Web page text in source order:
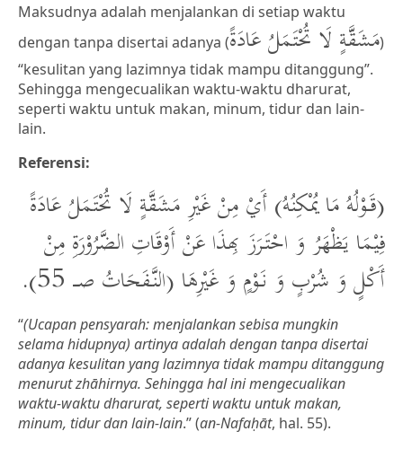
Maksudnya adalah menjalankan di setiap waktu
dengan tanpa disertai adanya (مَشَقَّةٍ لَا تُحْتَمَلُ عَادَةً)
“kesulitan yang lazimnya tidak mampu ditanggung”.
Sehingga mengecualikan waktu-waktu dharurat,
seperti waktu untuk makan, minum, tidur dan lain-
lain.
Referensi:
(قَوْلُهُ مَا يُمْكِنُهُ) أَيْ مِنْ غَيْرِ مَشَقَّةٍ لَا تُحْتَمَلُ عَادَةً
فِيْمَا يَظْهَرُ وَ احْتَرَزَ بِهذَا عَنْ أَوْقَاتِ الضَّرُوْرَةِ مِنْ
أَكْلٍ وَ شُرْبٍ وَ نَوْمٍ وَ غَيْرِهَا (النَّفَحَاتُ صـــ 55).
“(Ucapan pensyarah: menjalankan sebisa mungkin
selama hidupnya) artinya adalah dengan tanpa disertai
adanya kesulitan yang lazimnya tidak mampu ditanggung
menurut zhāhirnya. Sehingga hal ini mengecualikan
waktu-waktu dharurat, seperti waktu untuk makan,
minum, tidur dan lain-lain.” (an-Nafaḥāt, hal. 55).